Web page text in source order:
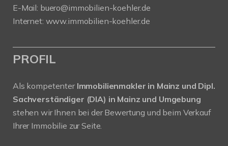
E-Mail: buero@immobilien-koehler.de
Internet: www.immobilien-koehler.de
PROFIL
Als kompetenter Immobilienmakler in Mainz und Dipl.
Sachverständiger (DIA) in Mainz und Umgebung
stehen wir Ihnen bei der Bewertung und beim Verkauf
Ihrer Immobilie zur Seite.